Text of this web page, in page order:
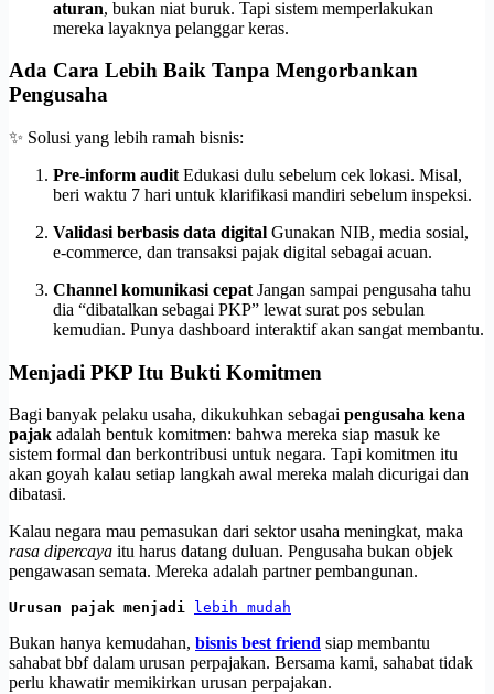
aturan, bukan niat buruk. Tapi sistem memperlakukan
mereka layaknya pelanggar keras.
Ada Cara Lebih Baik Tanpa Mengorbankan
Pengusaha
✨ Solusi yang lebih ramah bisnis:
Pre-inform audit Edukasi dulu sebelum cek lokasi. Misal,
beri waktu 7 hari untuk klarifikasi mandiri sebelum inspeksi.
Validasi berbasis data digital Gunakan NIB, media sosial,
e-commerce, dan transaksi pajak digital sebagai acuan.
Channel komunikasi cepat Jangan sampai pengusaha tahu
dia “dibatalkan sebagai PKP” lewat surat pos sebulan
kemudian. Punya dashboard interaktif akan sangat membantu.
Menjadi PKP Itu Bukti Komitmen
Bagi banyak pelaku usaha, dikukuhkan sebagai pengusaha kena
pajak adalah bentuk komitmen: bahwa mereka siap masuk ke
sistem formal dan berkontribusi untuk negara. Tapi komitmen itu
akan goyah kalau setiap langkah awal mereka malah dicurigai dan
dibatasi.
Kalau negara mau pemasukan dari sektor usaha meningkat, maka
rasa dipercaya itu harus datang duluan. Pengusaha bukan objek
pengawasan semata. Mereka adalah partner pembangunan.
Urusan pajak menjadi lebih mudah
Bukan hanya kemudahan, bisnis best friend siap membantu
sahabat bbf dalam urusan perpajakan. Bersama kami, sahabat tidak
perlu khawatir memikirkan urusan perpajakan.